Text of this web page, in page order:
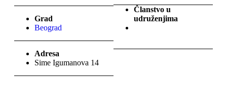
Grad
Beograd
Adresa
Sime Igumanova 14
Članstvo u
udruženjima